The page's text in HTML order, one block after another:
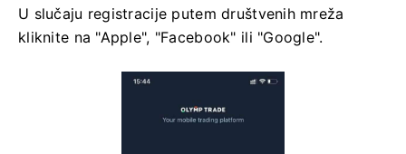
U slučaju registracije putem društvenih mreža
kliknite na "Apple", "Facebook" ili "Google".